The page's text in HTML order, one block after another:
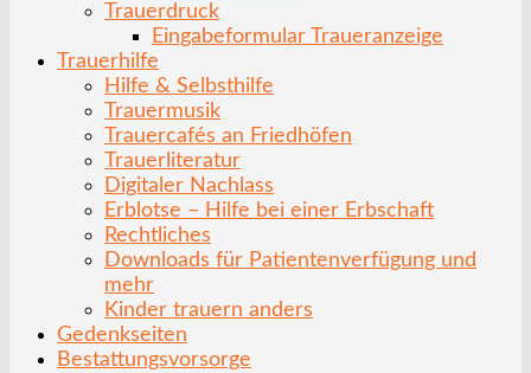
Trauerdruck
Eingabeformular Traueranzeige
Trauerhilfe
Hilfe & Selbsthilfe
Trauermusik
Trauercafés an Friedhöfen
Trauerliteratur
Digitaler Nachlass
Erblotse – Hilfe bei einer Erbschaft
Rechtliches
Downloads für Patientenverfügung und
mehr
Kinder trauern anders
Gedenkseiten
Bestattungsvorsorge